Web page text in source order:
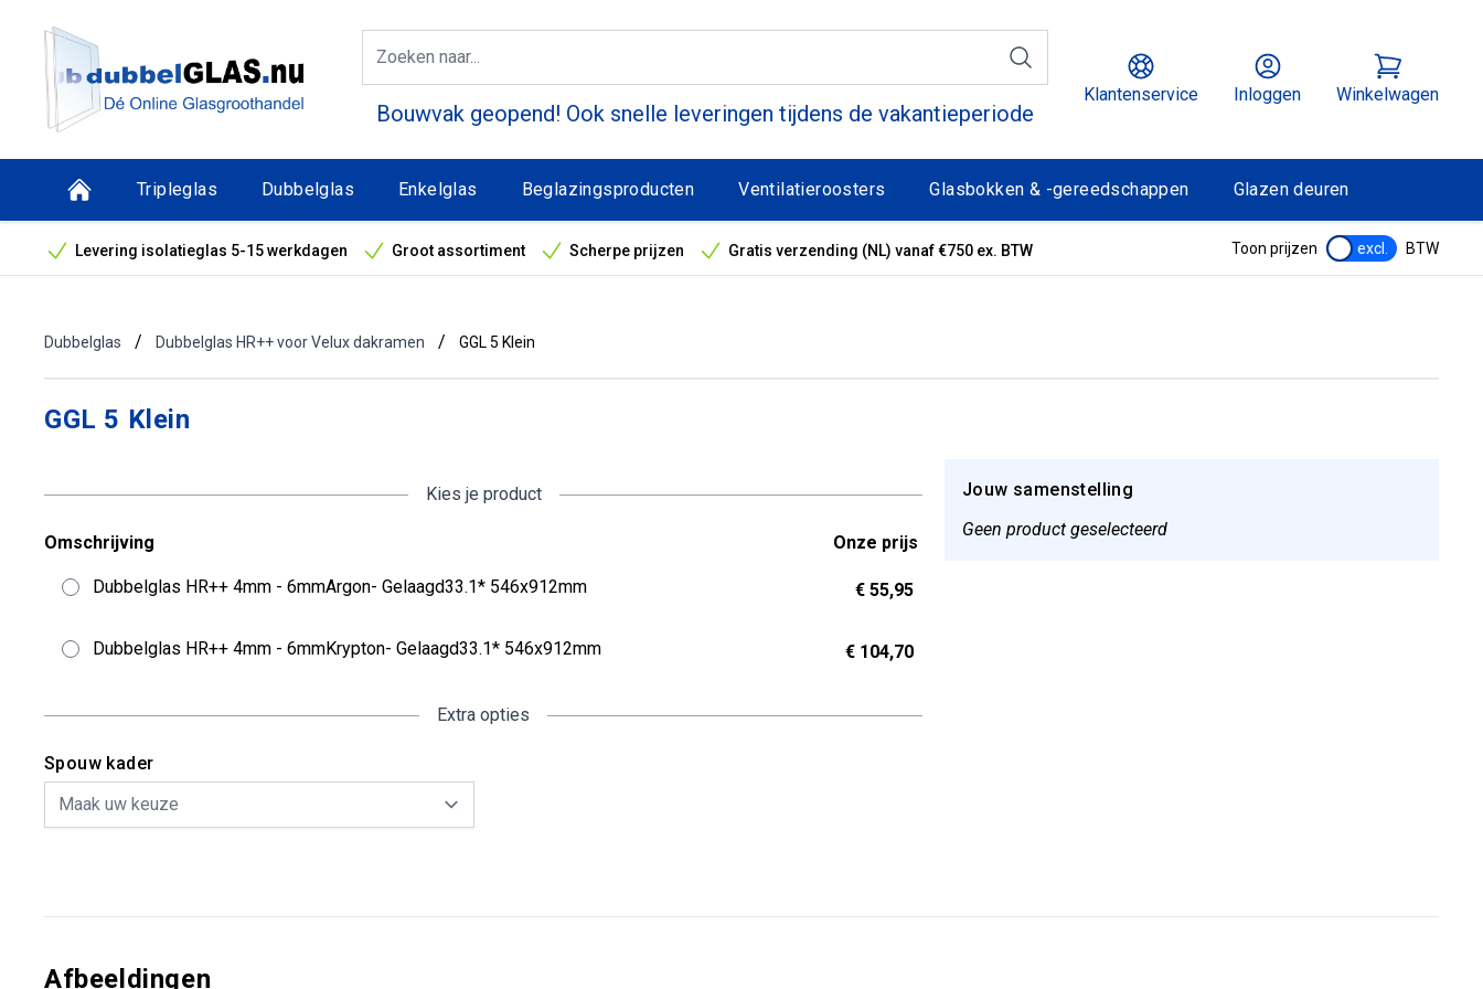
Bouwvak geopend! Ook snelle leveringen tijdens de vakantieperiode
Klantenservice Inloggen Winkelwagen
Tripleglas Dubbelglas Enkelglas Beglazingsproducten Ventilatieroosters Glasbokken & -gereedschappen Glazen deuren
Levering isolatieglas 5-15 werkdagen Groot assortiment Scherpe prijzen
Gratis verzending (NL) vanaf €750 ex. BTW
Bouwvak geopend! Óók snelle leveringen tijdens de vakantieperiode
Toon prijzen excl. BTW
Dubbelglas / Dubbelglas HR++ voor Velux dakramen / GGL 5 Klein
GGL 5 Klein
Kies je product
Omschrijving Onze prijs
Dubbelglas HR++ 4mm - 6mmArgon- Gelaagd33.1* 546x912mm € 55,95
Dubbelglas HR++ 4mm - 6mmKrypton- Gelaagd33.1* 546x912mm € 104,70
Extra opties
Spouw kader
Jouw samenstelling
Geen product geselecteerd
Afbeeldingen